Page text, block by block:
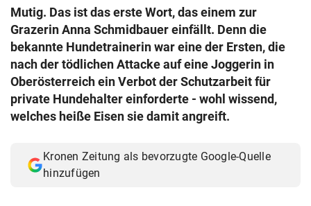
search
eingeben
Muthgasse 2, 1190 Wien
Mutig. Das ist das erste Wort, das einem zur
Grazerin Anna Schmidbauer einfällt. Denn die
bekannte Hundetrainerin war eine der Ersten, die
nach der tödlichen Attacke auf eine Joggerin in
Oberösterreich ein Verbot der Schutzarbeit für
private Hundehalter einforderte - wohl wissend,
welches heiße Eisen sie damit angreift.
Kronen Zeitung als bevorzugte Google-Quelle
hinzufügen